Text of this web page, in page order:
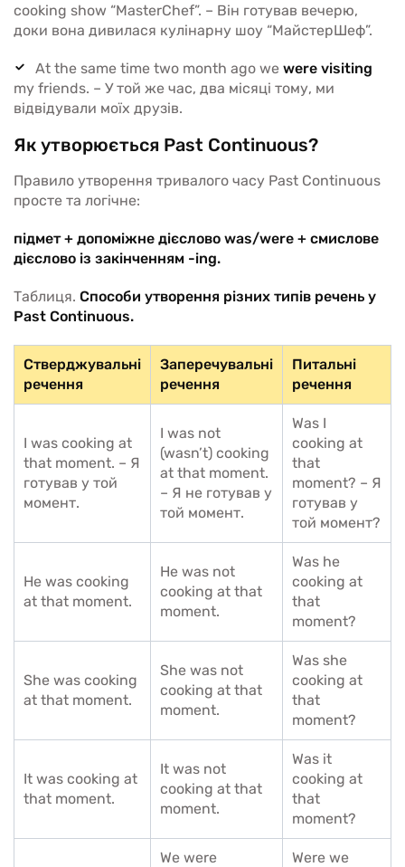
cooking show “MasterChef”. – Він готував вечерю,
доки вона дивилася кулінарну шоу “МайстерШеф”.
At the same time two month ago we were visiting
my friends. – У той же час, два місяці тому, ми
відвідували моїх друзів.
Як утворюється Past Continuous?
Правило утворення тривалого часу Past Continuous
просте та логічне:
підмет + допоміжне дієслово was/were + смислове
дієслово із закінченням -ing.
Таблиця. Способи утворення різних типів речень у
Past Continuous.
Стверджувальні
речення
Заперечувальні
речення
Питальні
речення
I was cooking at
that moment. – Я
готував у той
момент.
I was not
(wasn’t) cooking
at that moment.
– Я не готував у
той момент.
Was I
cooking at
that
moment? – Я
готував у
той момент?
He was cooking
at that moment.
He was not
cooking at that
moment.
Was he
cooking at
that
moment?
She was cooking
at that moment.
She was not
cooking at that
moment.
Was she
cooking at
that
moment?
It was cooking at
that moment.
It was not
cooking at that
moment.
Was it
cooking at
that
moment?
We were
Were we